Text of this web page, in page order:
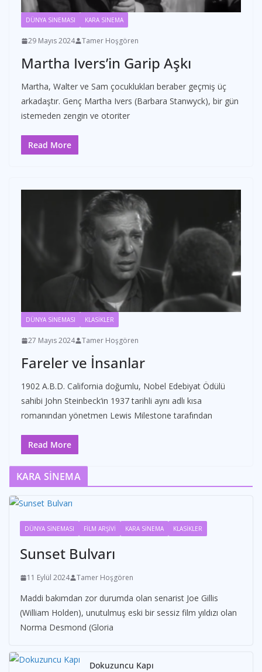
DÜNYA SİNEMASI KARA SİNEMA
29 Mayıs 2024 Tamer Hoşgören
Martha Ivers’in Garip Aşkı
Martha, Walter ve Sam çocuklukları beraber geçmiş üç
arkadaştır. Genç Martha Ivers (Barbara Stanwyck), bir gün
istemeden zengin ve otoriter
Read More
DÜNYA SİNEMASI KLASİKLER
27 Mayıs 2024 Tamer Hoşgören
Fareler ve İnsanlar
1902 A.B.D. California doğumlu, Nobel Edebiyat Ödülü
sahibi John Steinbeck‘in 1937 tarihli aynı adlı kısa
romanından yönetmen Lewis Milestone tarafından
Read More
KARA SİNEMA
DÜNYA SİNEMASI FİLM ARŞİVİ KARA SİNEMA KLASİKLER
Sunset Bulvarı
11 Eylül 2024 Tamer Hoşgören
Maddi bakımdan zor durumda olan senarist Joe Gillis
(William Holden), unutulmuş eski bir sessiz film yıldızı olan
Norma Desmond (Gloria
Dokuzuncu Kapı